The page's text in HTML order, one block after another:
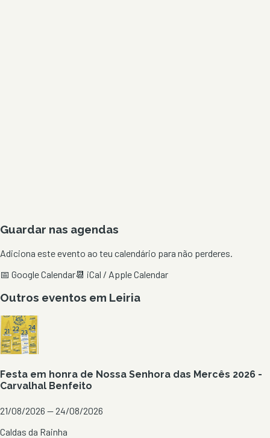
Guardar nas agendas
Adiciona este evento ao teu calendário para não perderes.
📅 Google Calendar📆 iCal / Apple Calendar
Outros eventos em Leiria
Festa em honra de Nossa Senhora das Mercês 2026 -
Carvalhal Benfeito
21/08/2026 — 24/08/2026
Caldas da Rainha